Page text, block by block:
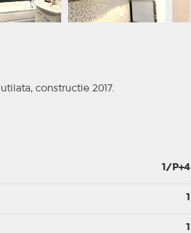
constructie 2017.
1/P+4